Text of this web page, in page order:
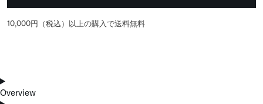
10,000円（税込）以上の購入で送料無料
Overview